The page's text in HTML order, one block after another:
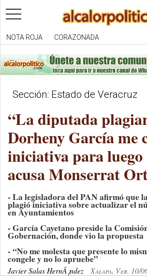
toggle
navigation
NOTA ROJA CORAZONADA
Sección: Estado de Veracruz
“La diputada
Dorheny García me
iniciativa para
acusa Monserrat
- La legisladora del PAN afirmó que
plagió iniciativa sobre actualizar el
en Ayuntamientos
- García Cayetano preside la
Gobernación, donde vio la propuesta
- “No me molesta que presente lo
congele y no lo apruebe”
Javier Salas HernÃ¡ndez Xalapa, Ver. 10/